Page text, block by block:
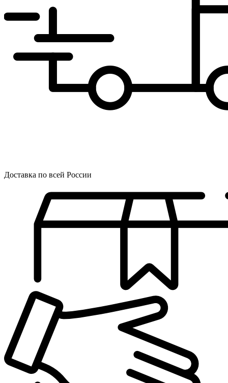
Доставка по всей России